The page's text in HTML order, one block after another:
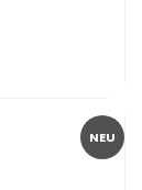
NEU